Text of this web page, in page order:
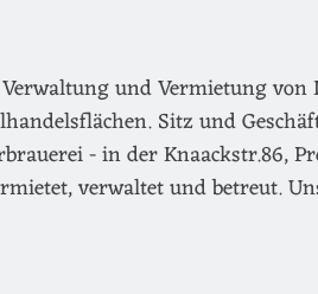
und Vermietung
Sitz und
- in der Knaackstr.86,
verwaltet und betreut.